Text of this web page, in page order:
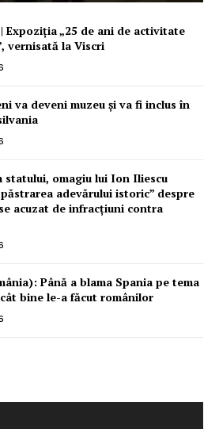
Expoziţia „25 de ani de activitate
vernisată la Viscri
va deveni muzeu şi va fi inclus în
statului, omagiu lui Ion Iliescu
adevărului istoric” despre
acuzat de infracțiuni contra
Până a blama Spania pe tema
bine le-a făcut românilor